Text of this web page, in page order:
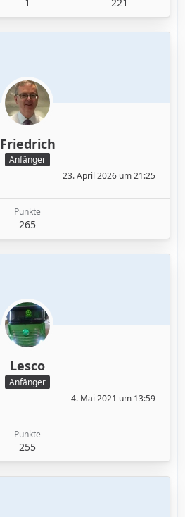
Friedrich
Anfänger
23. April 2026 um 21:25
Punkte
265
Lesco
Anfänger
4. Mai 2021 um 13:59
Punkte
255